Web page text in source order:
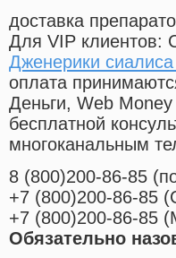
доставка
Для VIP клиентов:
Дженерики сиалиса
оплата
Деньги, Web
бесплатной
многоканальным
8 (800)200-86-85 (
+7 (800)200-86-85 (
+7 (800)200-86-85 (
Обязательно